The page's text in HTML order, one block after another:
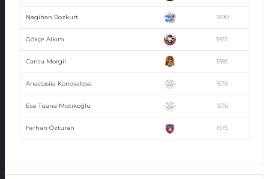
Nagihan Bozkurt 1890
Gökçe Alkım 1851
Cansu Morgil 1585
Anastasiia Konovalova 1576
Ece Tuana Mıstıkoğlu 1576
Ferhan Özturan 1575